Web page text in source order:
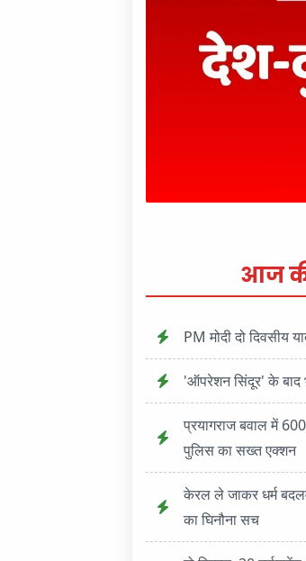
आज
PM मोदी दो दिवसीय
'ऑपरेशन सिंदूर' के बाद
प्रयागराज बवाल में
पुलिस का सख्त एक्शन
केरल ले जाकर धर्म
का घिनौना सच